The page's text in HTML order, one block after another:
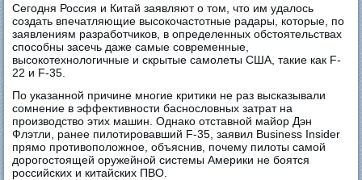
Сегодня Россия и Китай заявляют о том, что им удалось
создать впечатляющие высокочастотные радары, которые, по
заявлениям разработчиков, в определенных обстоятельствах
способны засечь даже самые современные,
высокотехнологичные и скрытые самолеты США, такие как F-
22 и F-35.
По указанной причине многие критики не раз высказывали
сомнение в эффективности баснословных затрат на
производство этих машин. Однако отставной майор Дэн
Флэтли, ранее пилотировавший F-35, заявил Business Insider
прямо противоположное, объяснив, почему пилоты самой
дорогостоящей оружейной системы Америки не боятся
российских и китайских ПВО.